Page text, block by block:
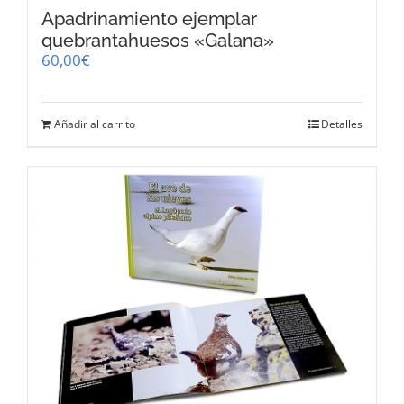
Apadrinamiento ejemplar
quebrantahuesos «Galana»
60,00€
Añadir al carrito Detalles